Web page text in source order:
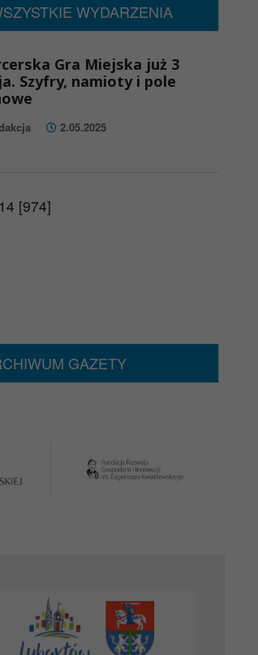
WYDARZENIA
Gra Miejska już 3
Szyfry, namioty i pole
2.05.2025
[974]
GAZETY